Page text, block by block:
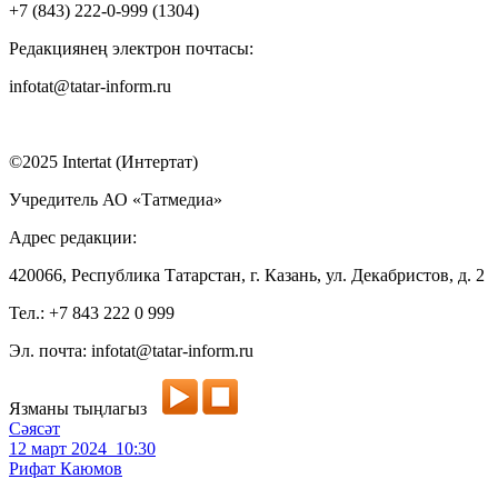
+7 (843) 222-0-999 (1304)
Редакциянең электрон почтасы:
infotat@tatar-inform.ru
©2025 Intertat (Интертат)
Учредитель АО «Татмедиа»
Адрес редакции:
420066, Республика Татарстан, г. Казань, ул. Декабристов, д. 2
Тел.: +7 843 222 0 999
Эл. почта: infotat@tatar-inform.ru
Язманы тыңлагыз
Сәясәт
12 март 2024 10:30
Рифат Каюмов